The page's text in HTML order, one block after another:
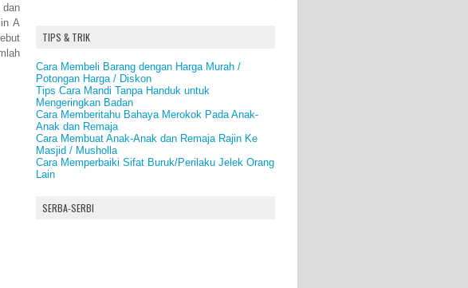
dan
A
TIPS & TRIK
Cara Membeli Barang dengan Harga Murah /
Potongan Harga / Diskon
Tips Cara Mandi Tanpa Handuk untuk
Mengeringkan Badan
Cara Memberitahu Bahaya Merokok Pada Anak-
Anak dan Remaja
Cara Membuat Anak-Anak dan Remaja Rajin Ke
Masjid / Musholla
Cara Memperbaiki Sifat Buruk/Perilaku Jelek Orang
Lain
SERBA-SERBI